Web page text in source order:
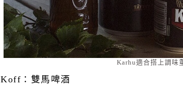
Karhu適合搭上調味
Koff：雙馬啤酒